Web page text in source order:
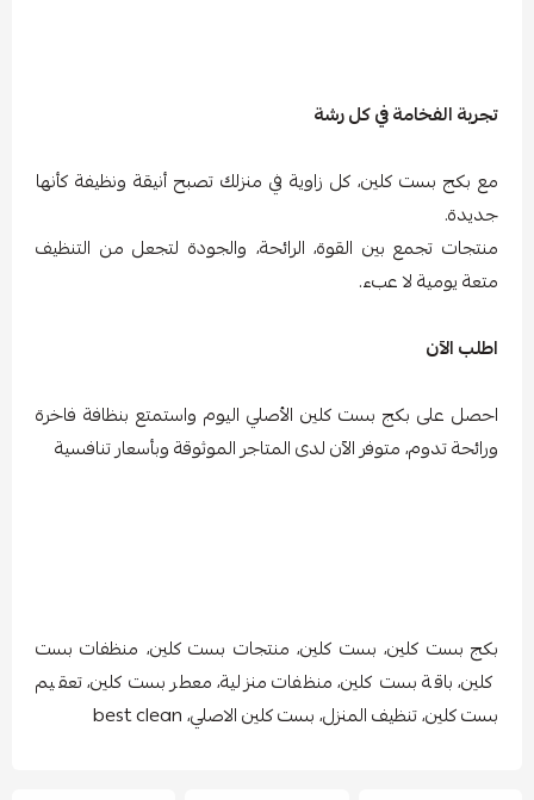
تجربة الفخامة في كل رشة
مع بكج بست كلين، كل زاوية في منزلك تصبح أنيقة ونظيفة كأنها
جديدة.
منتجات تجمع بين القوة، الرائحة، والجودة لتجعل من التنظيف
متعة يومية لا عبء.
اطلب الآن
احصل على بكج بست كلين الأصلي اليوم واستمتع بنظافة فاخرة
ورائحة تدوم، متوفر الآن لدى المتاجر الموثوقة وبأسعار تنافسية
بكج بست كلين، بست كلين، منتجات بست كلين، منظفات بست
كلين، باقة بست كلين، منظفات منزلية، معطر بست كلين، تعقيم
بست كلين، تنظيف المنزل، بست كلين الاصلي، best clean